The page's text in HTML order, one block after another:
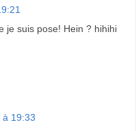
je suis pose! Hein ? hihihi
à 19:33